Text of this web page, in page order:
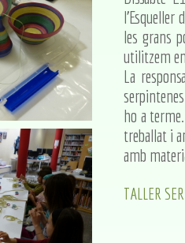
l'Esqueller
les grans
utilitzem
La
ho a
treballat i
amb
TALLER